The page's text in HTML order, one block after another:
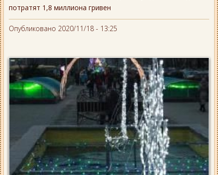
потратят 1,8 миллиона гривен
Опубликовано 2020/11/18 - 13:25